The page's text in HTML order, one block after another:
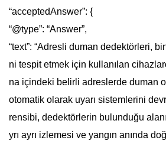
“acceptedAnswer”: {
“@type”: “Answer”,
“text”: “Adresli duman dedektörleri,
ni tespit etmek için kullanılan
na içindeki belirli adreslerde duman
otomatik olarak uyarı sistemlerini
rensibi, dedektörlerin bulunduğu
yrı ayrı izlemesi ve yangın anında